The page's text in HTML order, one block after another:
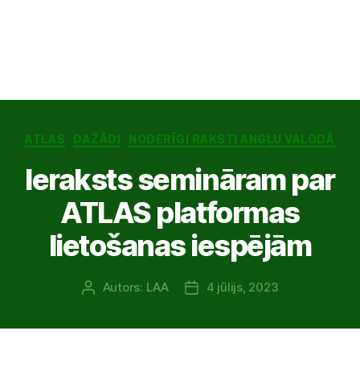
Kategorijas
ATLAS DAŽĀDI NODERĪGI RAKSTI ANGĻU VALODĀ
Ieraksts semināram par
ATLAS platformas
lietošanas iespējām
ZiņasAutors: LAA
Publicēšanas
4 jūlijs, 2023